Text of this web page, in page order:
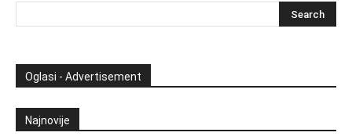
Oglasi - Advertisement
Najnovije